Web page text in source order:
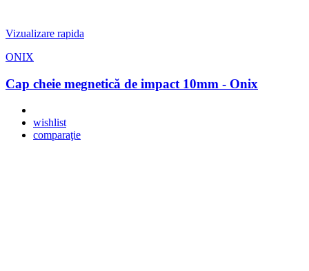
Vizualizare rapida
ONIX
Cap cheie megnetică de impact 10mm - Onix
wishlist
comparaţie